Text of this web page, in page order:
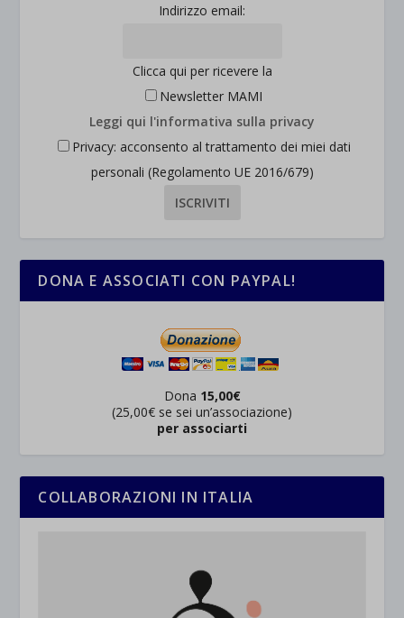
Indirizzo email:
Clicca qui per ricevere la
Newsletter MAMI
Leggi qui l'informativa sulla privacy
Privacy: acconsento al trattamento dei miei dati
personali (Regolamento UE 2016/679)
DONA E ASSOCIATI CON PAYPAL!
Dona 15,00€
(25,00€ se sei un’associazione)
per associarti
COLLABORAZIONI IN ITALIA